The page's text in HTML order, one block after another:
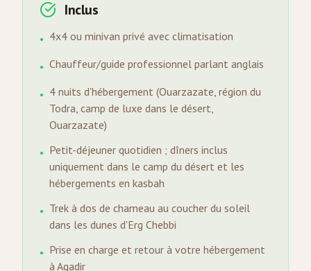
Inclus
• 4x4 ou minivan privé avec climatisation
• Chauffeur/guide professionnel parlant anglais
• 4 nuits d'hébergement (Ouarzazate, région du
Todra, camp de luxe dans le désert,
Ouarzazate)
• Petit-déjeuner quotidien ; dîners inclus
uniquement dans le camp du désert et les
hébergements en kasbah
• Trek à dos de chameau au coucher du soleil
dans les dunes d'Erg Chebbi
• Prise en charge et retour à votre hébergement
à Agadir